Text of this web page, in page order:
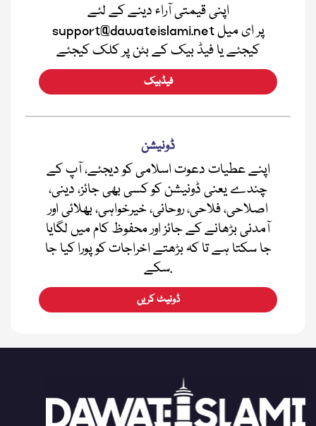
اپنی قیمتی آراء دینے کے لئے
support@dawateislami.net پر ای میل
کیجئے یا فیڈ بیک کے بٹن پر کلک کیجئے
فیڈبیک
ڈونیشن
اپنے عطیات دعوت اسلامی کو دیجئے، آپ کے
چندے یعنی ڈونیشن کو کسی بھی جائز، دینی،
اصلاحی، فلاحی، روحانی، خیرخواہی، بھلائی اور
آمدنی بڑھانے کے جائز اور محفوظ کام میں لگایا
جا سکتا ہے تا کہ بڑھتے اخراجات کو پورا کیا جا
سکے.
ڈونیٹ کریں